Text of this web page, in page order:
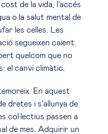
de la vida, l’accés
o la salut mental de
les celles. Les
segueixen caient.
quelcom que no
el canvi climàtic.
En aquest
dretes i s’allunya de
col·lectius passen a
de mes. Adquirir un